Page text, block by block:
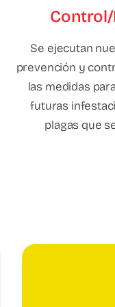
Se ejecutan
prevención y
las medidas
futuras
plagas que